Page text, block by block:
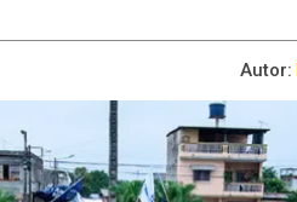
Autor: